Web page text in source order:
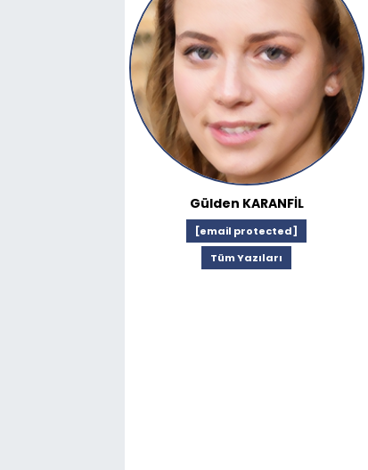
Gülden KARANFİL
[email protected]
Tüm Yazıları